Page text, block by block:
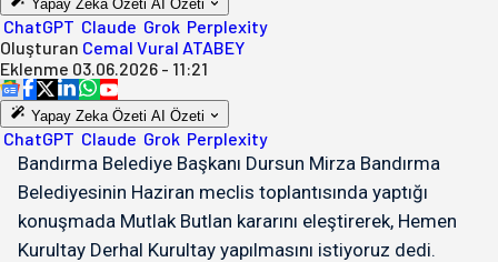
Yapay Zeka Özeti AI Özeti
ChatGPT Claude Grok Perplexity
Oluşturan Cemal Vural ATABEY
Eklenme 03.06.2026 - 11:21
Yapay Zeka Özeti AI Özeti
ChatGPT Claude Grok Perplexity
Bandırma Belediye Başkanı Dursun Mirza Bandırma
Belediyesinin Haziran meclis toplantısında yaptığı
konuşmada Mutlak Butlan kararını eleştirerek, Hemen
Kurultay Derhal Kurultay yapılmasını istiyoruz dedi.